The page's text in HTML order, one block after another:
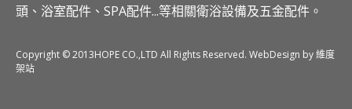
頭、浴室配件、SPA配件...等相關衛浴設備及五金配件。
Copyright © 2013HOPE CO.,LTD All Rights Reserved. WebDesign by 維度
架站